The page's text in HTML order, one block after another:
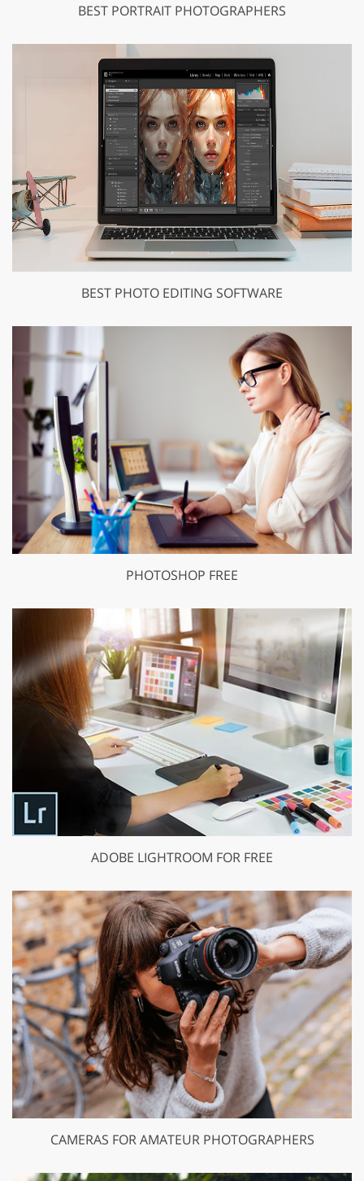
BEST PORTRAIT PHOTOGRAPHERS
BEST PHOTO EDITING SOFTWARE
PHOTOSHOP FREE
ADOBE LIGHTROOM FOR FREE
CAMERAS FOR AMATEUR PHOTOGRAPHERS